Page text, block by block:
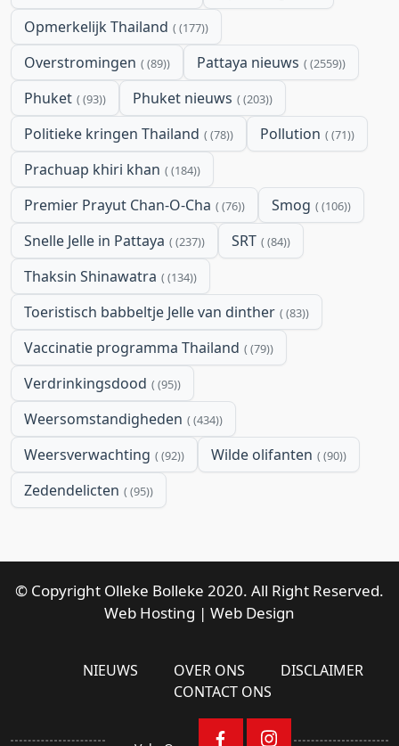
Opmerkelijk Thailand (177)
Overstromingen (89) Pattaya nieuws (2559)
Phuket (93) Phuket nieuws (203)
Politieke kringen Thailand (78) Pollution (71)
Prachuap khiri khan (184)
Premier Prayut Chan-O-Cha (76) Smog (106)
Snelle Jelle in Pattaya (237) SRT (84)
Thaksin Shinawatra (134)
Toeristisch babbeltje Jelle van dinther (83)
Vaccinatie programma Thailand (79)
Verdrinkingsdood (95)
Weersomstandigheden (434)
Weersverwachting (92) Wilde olifanten (90)
Zedendelicten (95)
© Copyright Olleke Bolleke 2020. All Right Reserved.
Web Hosting | Web Design
NIEUWS OVER ONS
DISCLAIMER
CONTACT ONS